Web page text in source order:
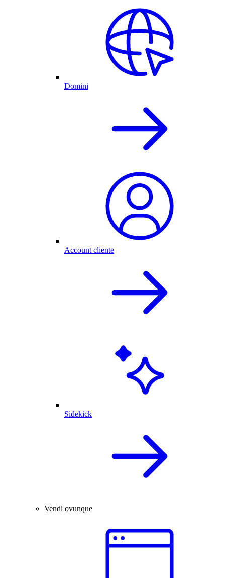
Domini
Account cliente
Sidekick
Vendi ovunque